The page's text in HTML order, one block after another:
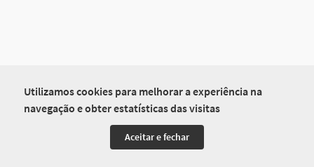
Utilizamos cookies para melhorar a experiência na
navegação e obter estatísticas das visitas
Aceitar e fechar